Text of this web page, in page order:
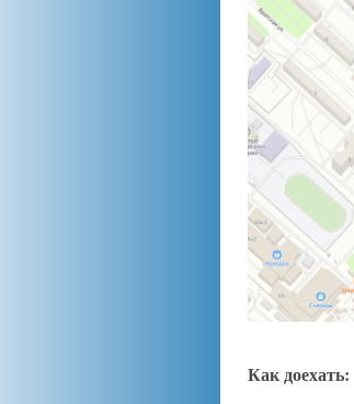
Как доехать: